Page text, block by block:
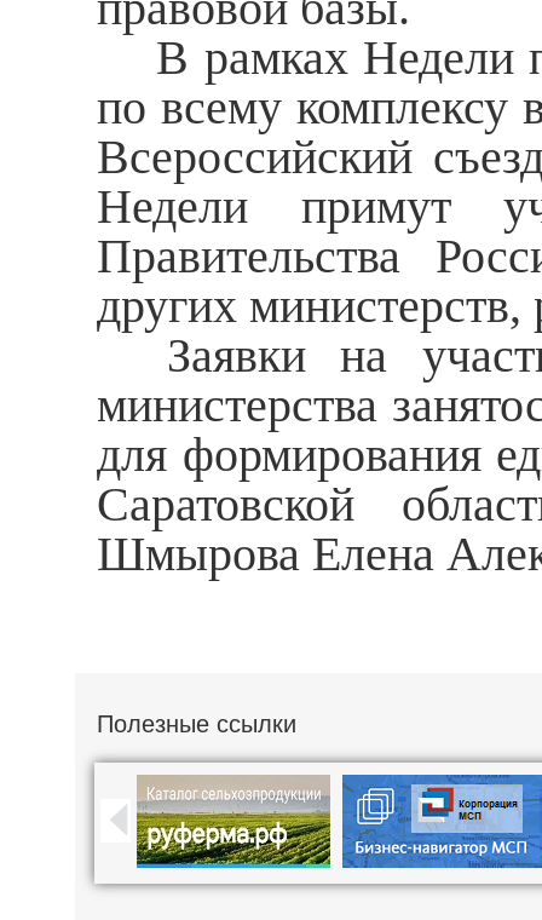
В рамках Недели
по всему комплексу
Всероссийский
Недели примут
Правительства
других
Заявки на
министерства
для формирования
Саратовской
Шмырова Елена
Полезные ссылки